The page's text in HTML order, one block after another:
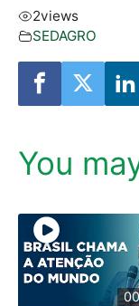
2views
SEDAGRO
You